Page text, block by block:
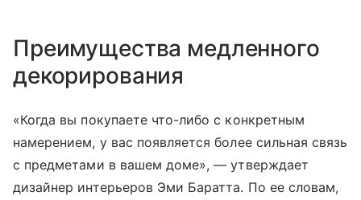
Преимущества медленного
декорирования
«Когда вы покупаете что-либо с конкретным
намерением, у вас появляется более сильная связь
с предметами в вашем доме», — утверждает
дизайнер интерьеров Эми Баратта. По ее словам,